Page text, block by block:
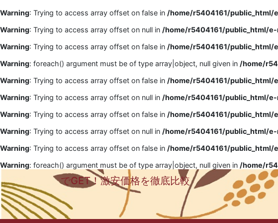
Warning: Trying to access array offset on false in /home/r5404161/public_html/
Warning: Trying to access array offset on null in /home/r5404161/public_html/
Warning: Trying to access array offset on false in /home/r5404161/public_html/
Warning: foreach() argument must be of type array|object, null given in /home/
Warning: Trying to access array offset on false in /home/r5404161/public_html/
Warning: Trying to access array offset on null in /home/r5404161/public_html/
Warning: Trying to access array offset on false in /home/r5404161/public_html/
Warning: Trying to access array offset on null in /home/r5404161/public_html/
Warning: Trying to access array offset on false in /home/r5404161/public_html/
Warning: foreach() argument must be of type array|object, null given in /home/
でGET！激安価格を徹底比較